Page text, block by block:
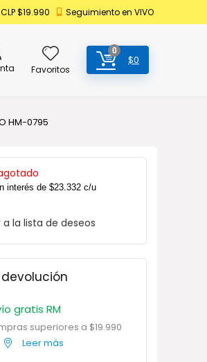
$19.990 Seguimiento en VIVO
Favoritos
0
$0
HM-0795
interés de $23.332 c/u
a la lista de deseos
devolución
gratis RM
superiores a $19.990
Leer más